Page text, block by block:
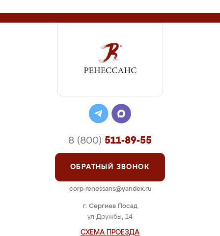
г. Сергиев Посад
ул Дружбы, 14
СХЕМА ПРОЕЗДА
8 (800) 511-89-55
ОБРАТНЫЙ ЗВОНОК
corp-renessans@yandex.ru